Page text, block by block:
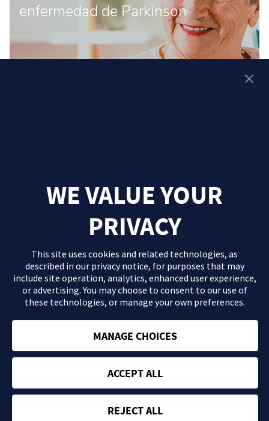
enfermedad de Parkinson
El contenido que se proporciona en este sitio Web es información
médico. Consulta con tu profesional sanitario si tienes dudas
acerca de tu salud.
WE VALUE YOUR
PRIVACY
This site uses cookies and related technologies, as
described in our privacy notice, for purposes that may
include site operation, analytics, enhanced user experience,
or advertising. You may choose to consent to our use of
these technologies, or manage your own preferences.
MANAGE CHOICES
ACCEPT ALL
REJECT ALL